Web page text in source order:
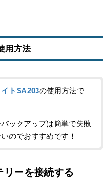
用方法
トSA203の使用方法で
ックアップは簡単で失敗
のでおすすめです！
リーを接続する